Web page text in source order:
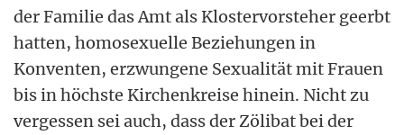
der Familie das Amt als Klostervorsteher geerbt
hatten, homosexuelle Beziehungen in
Konventen, erzwungene Sexualität mit Frauen
bis in höchste Kirchenkreise hinein. Nicht zu
vergessen sei auch, dass der Zölibat bei der